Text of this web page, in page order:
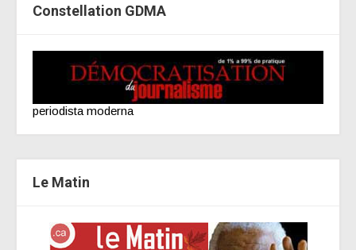
Constellation GDMA
periodista moderna
Le Matin